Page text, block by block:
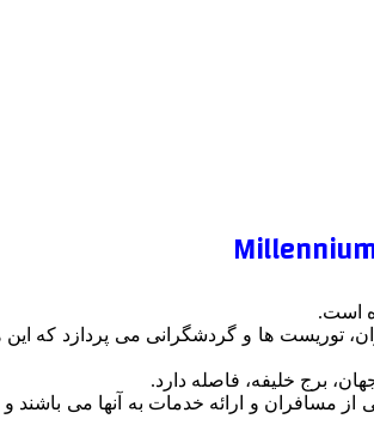
توریست ها و گردشگرانی می پردازد که
از مسافران و ارائه خدمات به آنها می